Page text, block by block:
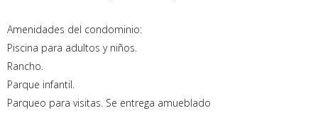
Amenidades del condominio:
Piscina para adultos y niños.
Rancho.
Parque infantil.
Parqueo para visitas. Se entrega amueblado